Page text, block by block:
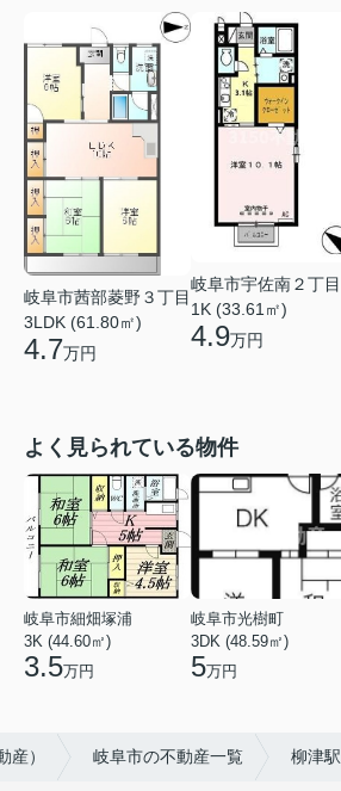
岐阜市茜部菱野３丁目
3LDK (61.80㎡)
4.7万円
岐阜市宇佐南２丁目
1K (33.61㎡)
4.9万円
よく見られている物件
岐阜市細畑塚浦
3K (44.60㎡)
3.5万円
岐阜市光樹町
3DK (48.59㎡)
5万円
） 岐阜市の不動産一覧 柳津駅